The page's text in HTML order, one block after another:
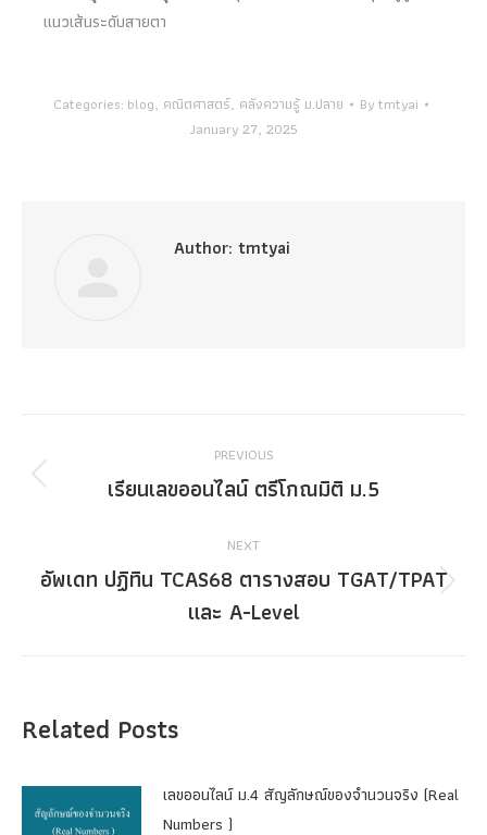
แนวเส้นระดับสายตา
Categories: blog, คณิตศาสตร์, คลังความรู้ ม.ปลาย Bytmtyai
January 27, 2025
Author: tmtyai
navigation
PREVIOUS
Previous
เรียนเลขออนไลน์ ตรีโกณมิติ ม.5
NEXT
Next
post:
อัพเดท ปฏิทิน TCAS68 ตารางสอบ TGAT/TPAT
และ A-Level
Related Posts
เลขออนไลน์ ม.4 สัญลักษณ์ของจำนวนจริง (Real
Numbers )